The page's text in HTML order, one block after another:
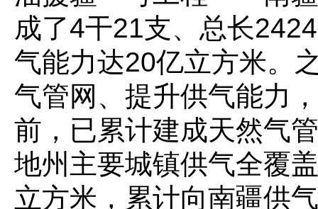
成了4干21支、总长
气能力达20亿立方米。
气管网、提升供气能力
前，已累计建成天然气
地州主要城镇供气全覆
立方米，累计向南疆供